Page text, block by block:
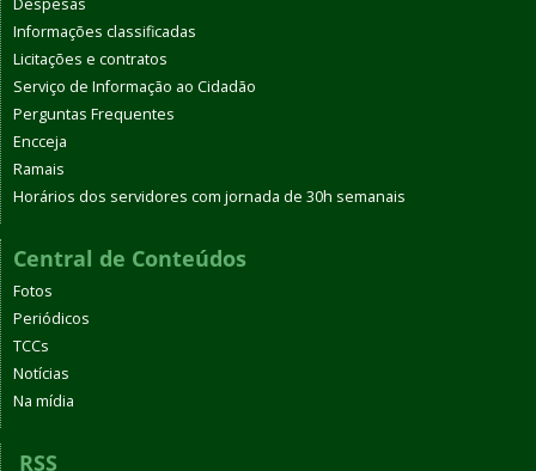
Informações classificadas
Licitações e contratos
Serviço de Informação ao Cidadão
Perguntas Frequentes
Encceja
Ramais
Horários dos servidores com jornada de 30h semanais
Central de Conteúdos
Fotos
Periódicos
TCCs
Notícias
Na mídia
RSS